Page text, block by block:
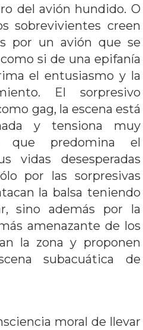
del avión hundido. O
sobrevivientes creen
por un avión que se
si de una epifanía
el entusiasmo y la
El sorpresivo
gag, la escena está
y tensiona muy
que predomina el
vidas desesperadas
por las sorpresivas
la balsa teniendo
sino además por la
amenazante de los
la zona y proponen
subacuática de
moral de llevar